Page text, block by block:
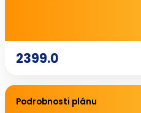
2399.0
Podrobnosti plánu